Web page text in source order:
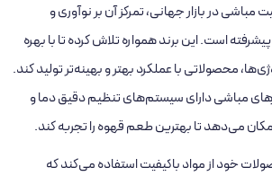
مباشی در بازار جهانی، تمرکز آن بر نوآوری و
است. این برند همواره تلاش کرده تا با بهره
محصولاتی با عملکرد بهتر و بهینه‌تر تولید کند.
مباشی دارای سیستم‌های تنظیم دقیق دما و
می‌دهد تا بهترین طعم قهوه را تجربه کند.
خود از مواد باکیفیت استفاده می‌کند که